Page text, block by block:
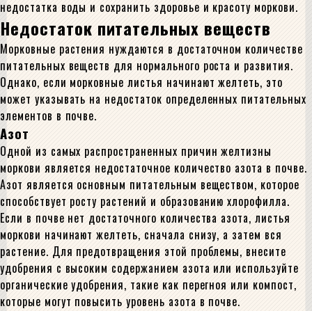
недостатка воды и сохранить здоровье и красоту моркови.
Недостаток питательных веществ
Морковные растения нуждаются в достаточном количестве
питательных веществ для нормального роста и развития.
Однако, если морковные листья начинают желтеть, это
может указывать на недостаток определенных питательных
элементов в почве.
Азот
Одной из самых распространенных причин желтизны
моркови является недостаточное количество азота в почве.
Азот является основным питательным веществом, которое
способствует росту растений и образованию хлорофилла.
Если в почве нет достаточного количества азота, листья
моркови начинают желтеть, сначала снизу, а затем вся
растение. Для предотвращения этой проблемы, внесите
удобрения с высоким содержанием азота или используйте
органические удобрения, такие как перегноя или компост,
которые могут повысить уровень азота в почве.